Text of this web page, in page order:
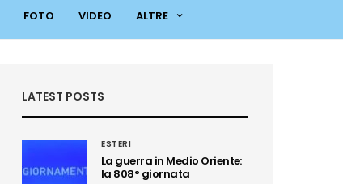
FOTO VIDEO ALTRE
LATEST POSTS
ESTERI
La guerra in Medio Oriente:
la 808° giornata